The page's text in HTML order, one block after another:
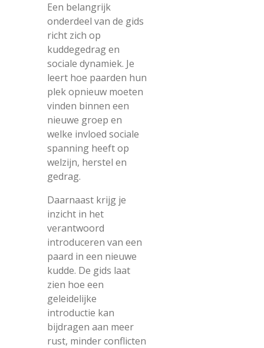
Een belangrijk
onderdeel van de gids
richt zich op
kuddegedrag en
sociale dynamiek. Je
leert hoe paarden hun
plek opnieuw moeten
vinden binnen een
nieuwe groep en
welke invloed sociale
spanning heeft op
welzijn, herstel en
gedrag.
Daarnaast krijg je
inzicht in het
verantwoord
introduceren van een
paard in een nieuwe
kudde. De gids laat
zien hoe een
geleidelijke
introductie kan
bijdragen aan meer
rust, minder conflicten